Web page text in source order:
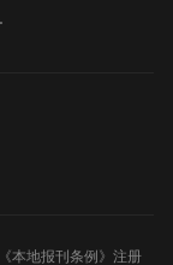
本地报刊条例》注册